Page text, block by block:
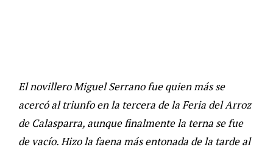
El novillero Miguel Serrano fue quien más se
acercó al triunfo en la tercera de la Feria del Arroz
de Calasparra, aunque finalmente la terna se fue
de vacío. Hizo la faena más entonada de la tarde al